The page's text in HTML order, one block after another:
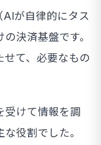
が自律的にタス
決済基盤です。
て、必要なもの
受けて情報を調
役割でした。